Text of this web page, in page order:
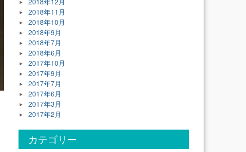
2018年11月
2018年10月
2018年9月
2018年7月
2018年6月
2017年10月
2017年9月
2017年7月
2017年6月
2017年3月
2017年2月
カテゴリー